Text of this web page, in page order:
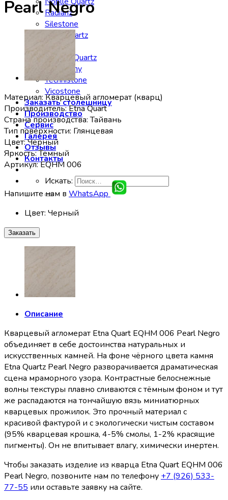
Radianz
Silestone
Smartquartz
Staron
Stratos Quartz
Symphony
Technistone
Vicostone
Заказать столешницу
Производство
Сервис
Галерея
Отзывы
Контакты
Искать:
Pearl Negro
Материал: Кварцевый агломерат (кварц)
Производитель: Etna Quart
Страна производства: Тайвань
Тип поверхности: Глянцевая
Цвет: Черный
Яркость: Темный
Артикул: EQHM 006
Напишите нам в WhatsApp
Цвет: Черный
Заказать
Описание
Кварцевый агломерат Etna Quart EQHM 006 Pearl Negro
объединяет в себе достоинства натуральных и
искусственных камней. На фоне чёрного цвета камня
Etna Quartz Pearl Negro разворачивается драматическая
сцена мраморного узора. Контрастные белоснежные
волны текстуры плавно сливаются с тёмным фоном и тут
же распадаются на тончайшую вязь миниатюрных
кварцевых прожилок. Это прочный материал с
красивой фактурой и с экологически чистым составом
(95% кварцевая крошка, 4-5% смолы, 1-2% красящие
пигменты). Он не впитывает влагу, химически инертен.
Чтобы заказать изделие из кварца Etna Quart EQHM 006
Pearl Negro, позвоните нам по телефону +7 (926) 533-
77-55 или оставьте заявку на сайте.